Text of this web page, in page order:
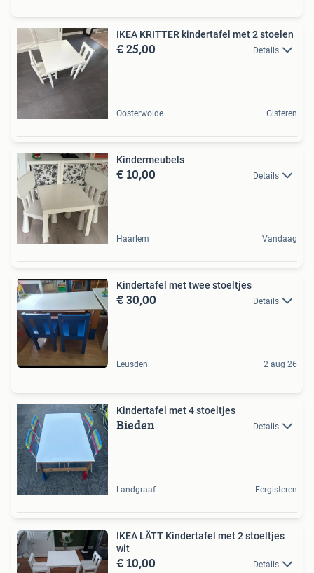
IKEA KRITTER kindertafel met 2 stoelen
€ 25,00 Details
Oosterwolde Gisteren
Kindermeubels
€ 10,00 Details
Haarlem Vandaag
Kindertafel met twee stoeltjes
€ 30,00 Details
Leusden 2 aug 26
Kindertafel met 4 stoeltjes
Bieden Details
Landgraaf Eergisteren
IKEA LÄTT Kindertafel met 2 stoeltjes
wit
€ 10,00 Details